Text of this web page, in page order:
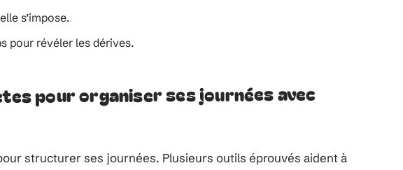
s’impose.
pour révéler les dérives.
pour organiser ses journées avec
structurer ses journées. Plusieurs outils éprouvés aident à